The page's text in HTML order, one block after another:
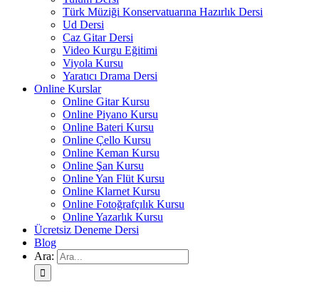
Türk Müziği Konservatuarına Hazırlık Dersi
Ud Dersi
Caz Gitar Dersi
Video Kurgu Eğitimi
Viyola Kursu
Yaratıcı Drama Dersi
Online Kurslar
Online Gitar Kursu
Online Piyano Kursu
Online Bateri Kursu
Online Çello Kursu
Online Keman Kursu
Online Şan Kursu
Online Yan Flüt Kursu
Online Klarnet Kursu
Online Fotoğrafçılık Kursu
Online Yazarlık Kursu
Ücretsiz Deneme Dersi
Blog
Ara: